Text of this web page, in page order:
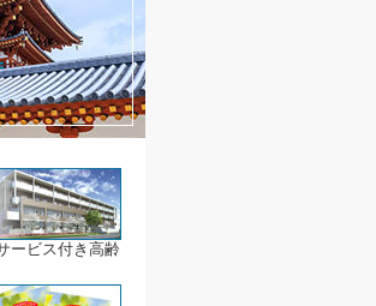
ービス付き高齢